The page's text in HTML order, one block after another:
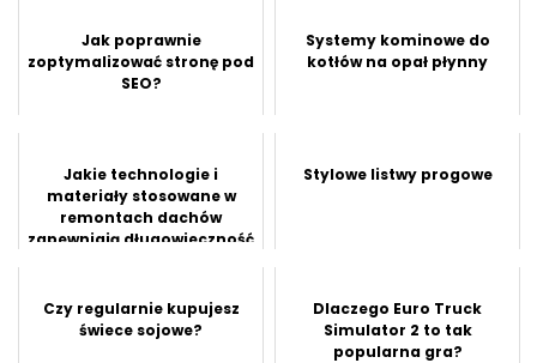
Jak poprawnie
zoptymalizować stronę pod
SEO?
Systemy kominowe do
kotłów na opał płynny
Jakie technologie i
materiały stosowane w
remontach dachów
zapewniają długowieczność
Stylowe listwy progowe
Czy regularnie kupujesz
świece sojowe?
Dlaczego Euro Truck
Simulator 2 to tak
popularna gra?